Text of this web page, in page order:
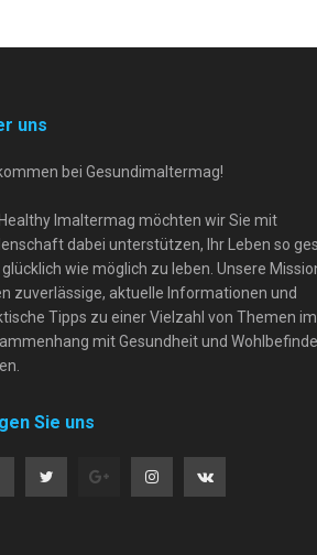
uns
bei Gesundimaltermag!
Imaltermag möchten wir Sie mit
dabei unterstützen, Ihr Leben so
wie möglich zu leben. Unsere
zuverlässige, aktuelle Informationen und
Tipps zu einer Vielzahl von Themen im
mit Gesundheit und
Sie uns